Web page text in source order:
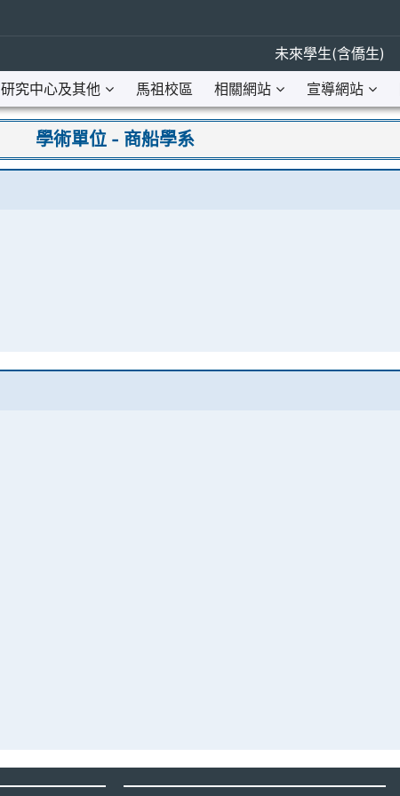
未來學生(含僑生)
研究中心及其他 馬祖校區 相關網站 宣導網站
學術單位 - 商船學系